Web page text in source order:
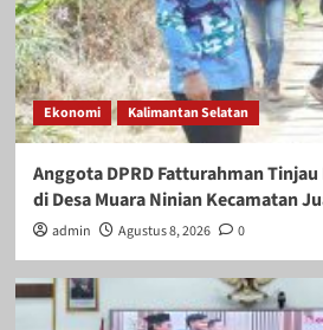
Ekonomi Kalimantan Selatan
Anggota DPRD Fatturahman
di Desa Muara Ninian Kecamatan
admin Agustus 8, 2026 0